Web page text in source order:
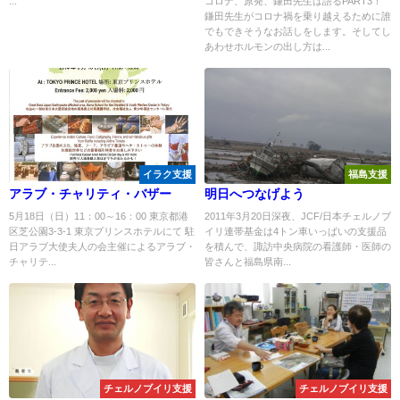
鎌田先生がコロナ禍を乗り越えるために誰
でもできそうなお話しをします。そしてし
あわせホルモンの出し方は...
イラク支援
アラブ・チャリティ・バザー
5月18日（日）11：00～16：00 東京都港
区芝公園3-3-1 東京プリンスホテルにて 駐
日アラブ大使夫人の会主催によるアラブ・
チャリテ...
福島支援
明日へつなげよう
2011年3月20日深夜、JCF/日本チェルノブ
イリ連帯基金は4トン車いっぱいの支援品
を積んで、諏訪中央病院の看護師・医師の
皆さんと福島県南...
チェルノブイリ支援 チェルノブイリ支援